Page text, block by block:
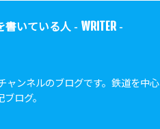
書いている人 - WRITER -
ャンネルのブログです。鉄道を中
ログ。